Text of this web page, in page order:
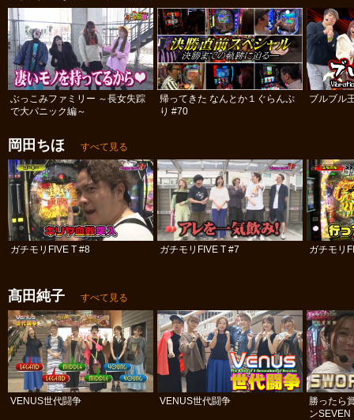
ぶっこみファミリー ～長女失踪
で大パニック編～
帰ってきた なんとか１ぐらんぷ
り #70
ブルブル
岡田ちほ すべて見る
ガチモリFIVE T #8 ガチモリFIVE T #7 ガチモリ
髙田純子 すべて見る
VENUS世代闘争 VENUS世代闘争
勝ったら
ンSEVEN